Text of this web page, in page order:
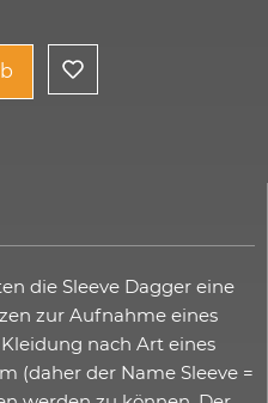
die Sleeve Dagger eine
zur Aufnahme eines
nach Art eines
(daher der Name Sleeve =